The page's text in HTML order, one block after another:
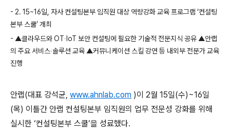
- 2. 15~16일, 자사 컨설팅본부 임직원 대상 역량강화 교육 프로그램 ‘컨설팅
본부 스쿨’ 개최
- ▲클라우드와OT∙ IoT 보안 컨설팅에 필요한 기술적 전문지식 공유 ▲안랩
의 주요 서비스∙솔루션 교육 ▲커뮤니케이션 스킬 강연 등 내외부 전문가 교육
진행
안랩(대표 강석균, www.ahnlab.com )이 2월 15일(수)~16일
(목) 이틀간 안랩 컨설팅본부 임직원의 업무 전문성 강화를 위해
실시한 ‘컨설팅본부 스쿨’을 성료했다.